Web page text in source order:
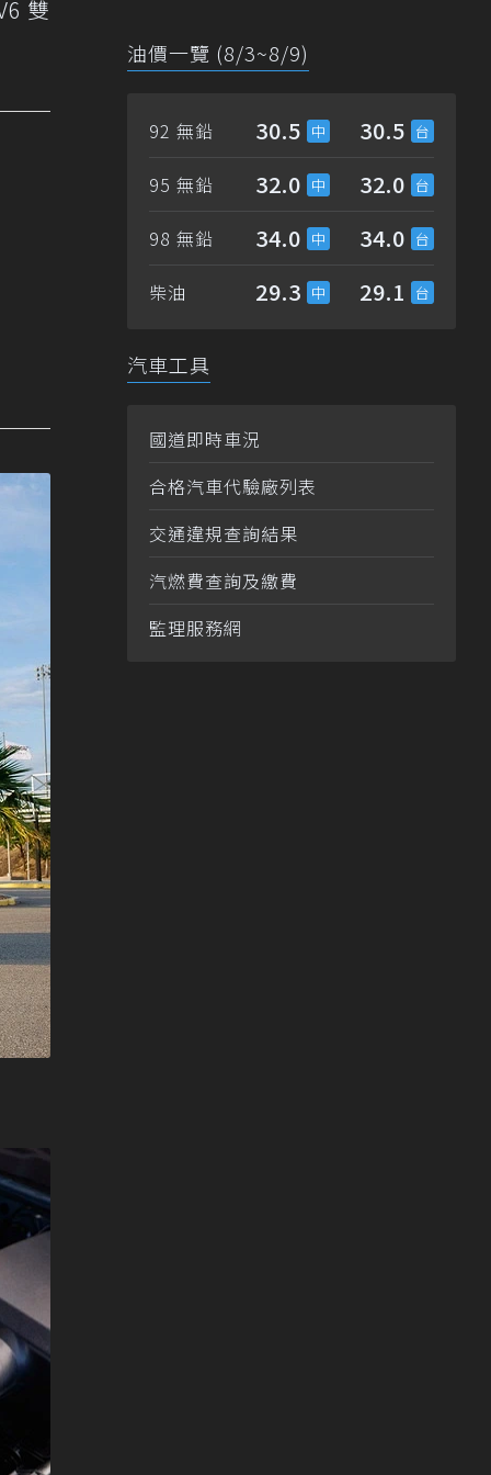
雙
油價一覽 (8/3~8/9)
92 無鉛 30.5 30.5
95 無鉛 32.0 32.0
98 無鉛 34.0 34.0
柴油 29.3 29.1
汽車工具
國道即時車況
合格汽車代驗廠列表
交通違規查詢結果
汽燃費查詢及繳費
監理服務網